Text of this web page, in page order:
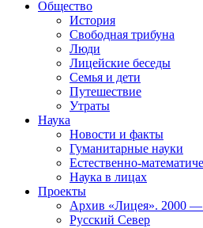
Общество
История
Свободная трибуна
Люди
Лицейские беседы
Семья и дети
Путешествие
Утраты
Наука
Новости и факты
Гуманитарные науки
Естественно-
Наука в лицах
Проекты
Архив «Лицея». 2000 —
Русский Север